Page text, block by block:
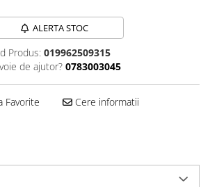
ALERTA STOC
Produs: 019962509315
de ajutor? 0783003045
Favorite Cere informatii